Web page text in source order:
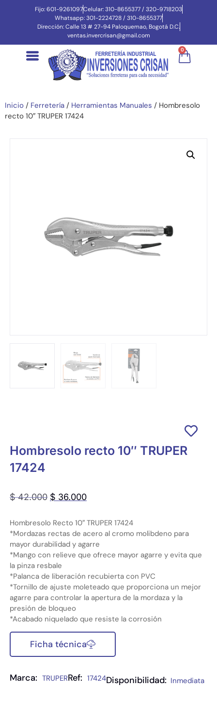
Fijo: 601-9261097Celular: 310-8655377 / 320-9718203
Whatsapp: 301-2224728 / 310-8655377
Dirección: Calle 13 # 27-94 Paloquemao, Bogotá D.C.
ventas.invercrisan@gmail.com
0
Inicio / Ferretería / Herramientas Manuales / Hombresolo
recto 10″ TRUPER 17424
Hombresolo recto 10″ TRUPER
17424
$42.000 $ 36.000
Hombresolo Recto 10″ TRUPER 17424
*Mordazas rectas de acero al cromo molibdeno para
mayor durabilidad y agarre
*Mango con relieve que ofrece mayor agarre y evita que
la pinza resbale
*Palanca de liberación recubierta con PVC
*Tornillo de ajuste moleteado que proporciona un mejor
agarre para controlar la apertura de la mordaza y la
presión de bloqueo
*Acabado niquelado que resiste la corrosión
Ficha técnica
Marca: TRUPERRef: 17424Disponibilidad: Inmediata